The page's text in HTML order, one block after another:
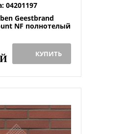
04201197
Geestbrand
NF полнотелый
КУПИТЬ